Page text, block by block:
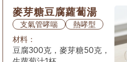
麥芽糖豆腐蘿蔔湯
支氣管哮喘
熱哮型
材料：
豆腐300克，麥芽糖50克，